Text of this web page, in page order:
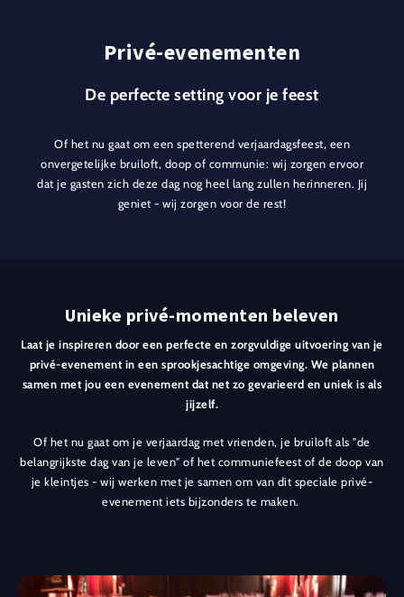
Privé-evenementen
De perfecte setting voor je feest
Of het nu gaat om een spetterend verjaardagsfeest, een
onvergetelijke bruiloft, doop of communie: wij zorgen ervoor
dat je gasten zich deze dag nog heel lang zullen herinneren. Jij
geniet - wij zorgen voor de rest!
Unieke privé-momenten beleven
Laat je inspireren door een perfecte en zorgvuldige uitvoering van je
privé-evenement in een sprookjesachtige omgeving. We plannen
samen met jou een evenement dat net zo gevarieerd en uniek is als
jijzelf.
Of het nu gaat om je verjaardag met vrienden, je bruiloft als "de
belangrijkste dag van je leven" of het communiefeest of de doop van
je kleintjes - wij werken met je samen om van dit speciale privé-
evenement iets bijzonders te maken.